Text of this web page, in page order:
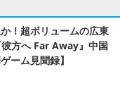
！超ボリュームの広東
方へ Far Away』中国
ーム見聞録】